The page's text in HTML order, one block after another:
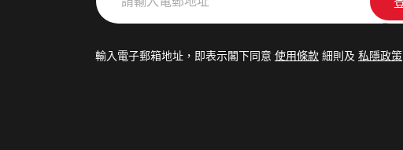
輸
郵
輸入電子郵箱地址，即表示閣下同意 使用條款 細則及 私隱政策